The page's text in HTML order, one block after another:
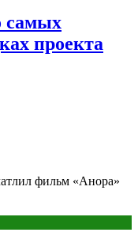
самых
проекта
фильм «Анора»